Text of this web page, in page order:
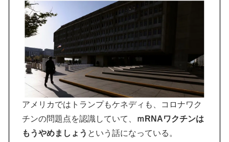
アメリカではトランプもケネディも、コロナワク
チンの問題点を認識していて、
ｍRNAワクチンは
もうやめましょう という話になっている。